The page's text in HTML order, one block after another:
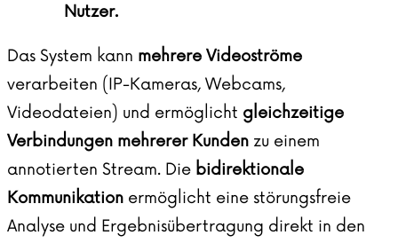
Nutzer.
Das System kann mehrere Videoströme
verarbeiten (IP-Kameras, Webcams,
Videodateien) und ermöglicht gleichzeitige
Verbindungen mehrerer Kunden zu einem
annotierten Stream. Die bidirektionale
Kommunikation ermöglicht eine störungsfreie
Analyse und Ergebnisübertragung direkt in den